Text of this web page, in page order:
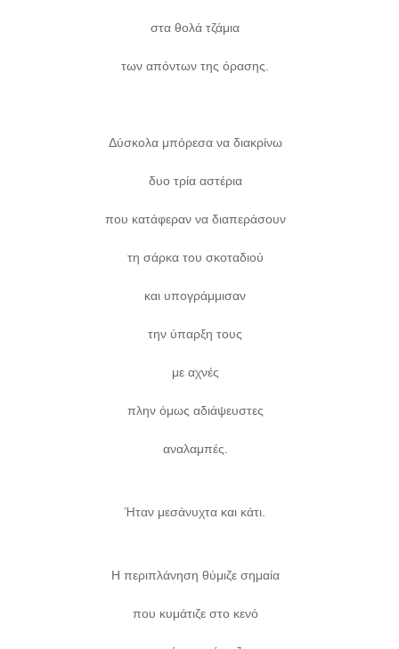
στα θολά τζάμια
των απόντων της όρασης.
Δύσκολα μπόρεσα να διακρίνω
δυο τρία αστέρια
που κατάφεραν να διαπεράσουν
τη σάρκα του σκοταδιού
και υπογράμμισαν
την ύπαρξη τους
με αχνές
πλην όμως αδιάψευστες
αναλαμπές.
Ήταν μεσάνυχτα και κάτι.
Η περιπλάνηση θύμιζε σημαία
που κυμάτιζε στο κενό